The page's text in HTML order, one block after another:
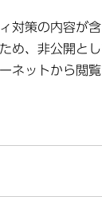
対策の内容が
め、非公開とし
ネットから閲覧